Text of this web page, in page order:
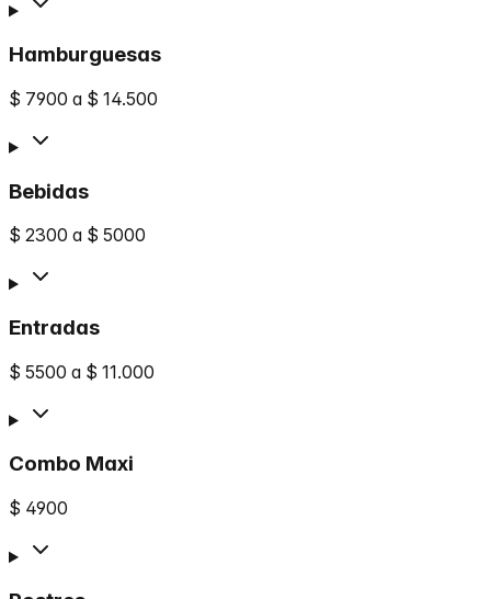
Hamburguesas
$ 7900 a $ 14.500
Bebidas
$ 2300 a $ 5000
Entradas
$ 5500 a $ 11.000
Combo Maxi
$ 4900